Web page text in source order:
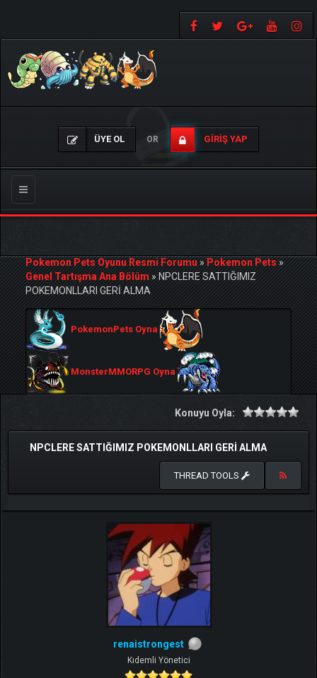
ÜYE OL OR GIRIŞ YAP
Gezinmeyi
Değiştir
Pokemon Pets Oyunu Resmi Forumu»Pokemon Pets»
Genel Tartışma Ana Bölüm»NPCLERE SATTIĞIMIZ
POKEMONLLARI GERİ ALMA
PokemonPets Oyna
MonsterMMORPG Oyna
Konuyu Oyla:
NPCLERE SATTIĞIMIZ POKEMONLLARI GERİ ALMA
THREAD TOOLS
renaistrongest
Kıdemli Yönetici